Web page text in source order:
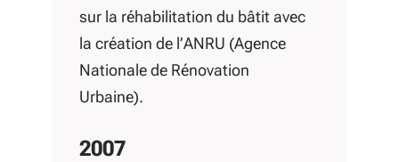
sur la réhabilitation du bâtit avec
la création de l’ANRU (Agence
Nationale de Rénovation
Urbaine).
2007